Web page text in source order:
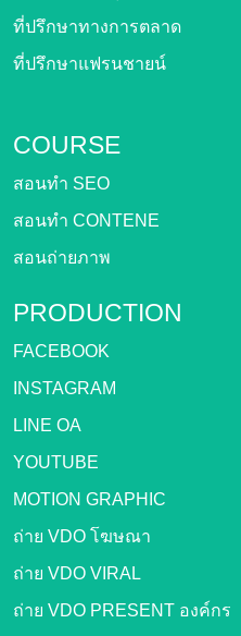
ที่ปรึกษาทางการตลาด
ที่ปรึกษาแฟรนชายน์
COURSE
สอนทำ SEO
สอนทำ CONTENE
สอนถ่ายภาพ
PRODUCTION
FACEBOOK
INSTAGRAM
LINE OA
YOUTUBE
MOTION GRAPHIC
ถ่าย VDO โฆษณา
ถ่าย VDO VIRAL
ถ่าย VDO PRESENT องค์กร